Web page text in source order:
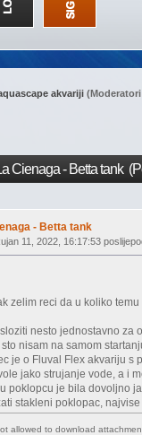
akvariji
Cienaga - Betta tank
- Betta tank
11, 2022, 16:17:53
zelim reci da u koliko
nesto jednostavno za
nisam na samom
je o Fluval Flex akvariju s
jako strujanje vode, a i
poklopcu je bila dovoljno
stakleni poklopac,
allowed to download